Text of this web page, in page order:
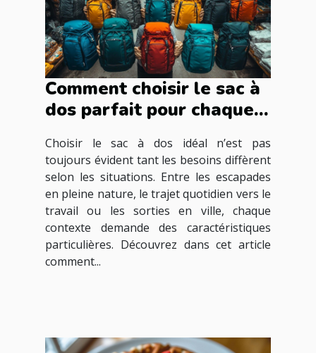
Comment choisir le sac à
dos parfait pour chaque
Choisir le sac à dos idéal n’est pas
toujours évident tant les besoins diffèrent
selon les situations. Entre les escapades
en pleine nature, le trajet quotidien vers le
travail ou les sorties en ville, chaque
contexte demande des caractéristiques
particulières. Découvrez dans cet article
comment...